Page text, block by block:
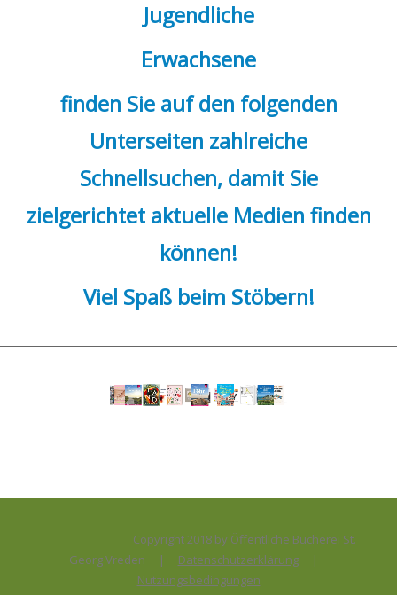
Jugendliche
Erwachsene
finden Sie auf den folgenden
Unterseiten zahlreiche
Schnellsuchen, damit Sie
zielgerichtet aktuelle Medien finden
können!
Viel Spaß beim Stöbern!
Copyright 2018 by Öffentliche Bücherei St.
Georg Vreden
| Datenschutzerklärung
|
Nutzungsbedingungen